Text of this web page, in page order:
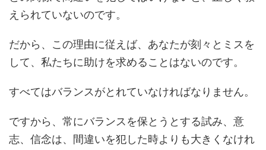
えられていないのです。
だから、この理由に従えば、あなたが刻々とミスを
して、私たちに助けを求めることはないのです。
すべてはバランスがとれていなければなりません。
ですから、常にバランスを保とうとする試み、意
志、信念は、間違いを犯した時よりも大きくなけれ